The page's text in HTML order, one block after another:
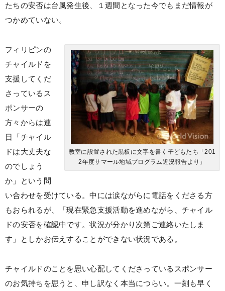
たちの安否は台風発生後、１週間となった今でもまだ情報が
つかめていない。
教室に設置された黒板に文字を書く子どもたち「201
2年度サマール地域プログラム近況報告より」
フィリピンの
チャイルドを
支援してくだ
さっているス
ポンサーの
方々からは連
日「チャイル
ドは大丈夫な
のでしょう
か」という問
い合わせを受けている。中には涙ながらに電話をくださる方
もおられるが、「現在緊急支援活動を進めながら、チャイル
ドの安否を確認中です。状況が分かり次第ご連絡いたしま
す」としかお伝えすることができない状況である。
チャイルドのことを思い心配してくださっているスポンサー
のお気持ちを思うと、申し訳なく本当につらい。一刻も早く